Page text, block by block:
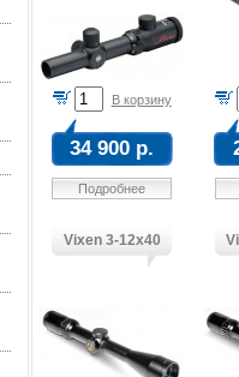
В корзину
34 900 р.
Подробнее
Vixen 3-12x40